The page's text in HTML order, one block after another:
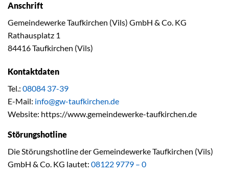
Anschrift
Gemeindewerke Taufkirchen (Vils) GmbH & Co. KG
Rathausplatz 1
84416 Taufkirchen (Vils)
Kontaktdaten
Tel.: 08084 37-39
E-Mail: info@gw-taufkirchen.de
Website: https://www.gemeindewerke-taufkirchen.de
Störungshotline
Die Störungshotline der Gemeindewerke Taufkirchen (Vils)
GmbH & Co. KG lautet: 08122 9779 – 0